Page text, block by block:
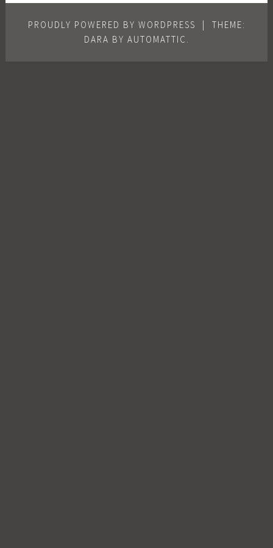
PROUDLY POWERED BY WORDPRESS
THEME:
DARA BY AUTOMATTIC .